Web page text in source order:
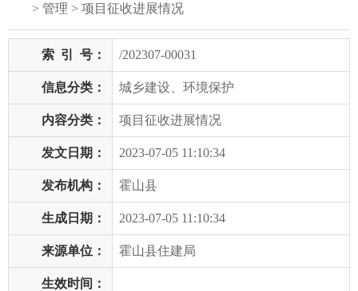
> 管理 > 项目征收进展情况
索 引 号： /202307-00031
信息分类： 城乡建设、环境保护
内容分类： 项目征收进展情况
发文日期： 2023-07-05 11:10:34
发布机构： 霍山县
生成日期： 2023-07-05 11:10:34
来源单位： 霍山县住建局
生效时间：